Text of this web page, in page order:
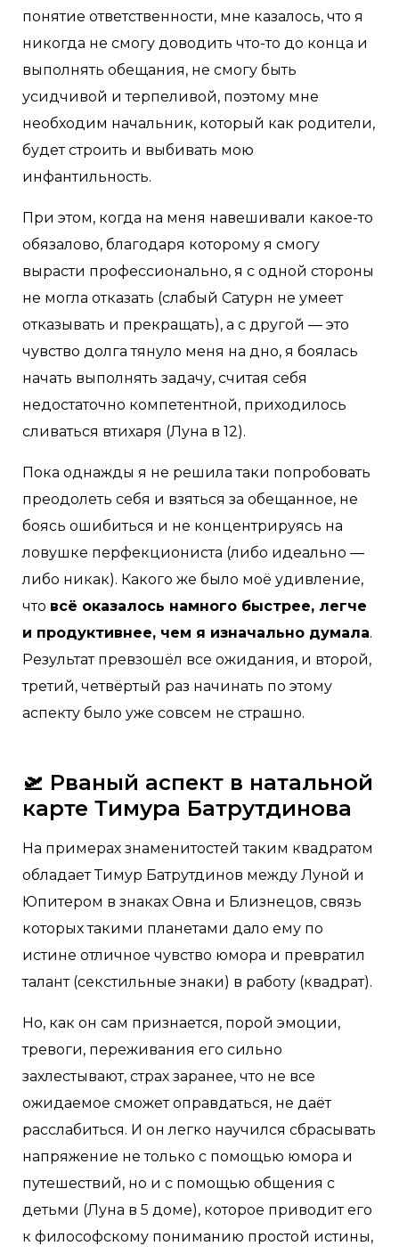
понятие ответственности, мне казалось, что я
никогда не смогу доводить что-то до конца и
выполнять обещания, не смогу быть
усидчивой и терпеливой, поэтому мне
необходим начальник, который как родители,
будет строить и выбивать мою
инфантильность.
При этом, когда на меня навешивали какое-то
обязалово, благодаря которому я смогу
вырасти профессионально, я с одной стороны
не могла отказать (слабый Сатурн не умеет
отказывать и прекращать), а с другой — это
чувство долга тянуло меня на дно, я боялась
начать выполнять задачу, считая себя
недостаточно компетентной, приходилось
сливаться втихаря (Луна в 12).
Пока однажды я не решила таки попробовать
преодолеть себя и взяться за обещанное, не
боясь ошибиться и не концентрируясь на
ловушке перфекциониста (либо идеально —
либо никак). Какого же было моё удивление,
что всё оказалось намного быстрее, легче
и продуктивнее, чем я изначально думала.
Результат превзошёл все ожидания, и второй,
третий, четвёртый раз начинать по этому
аспекту было уже совсем не страшно.
🛫 Рваный аспект в натальной
карте Тимура Батрутдинова
На примерах знаменитостей таким квадратом
обладает Тимур Батрутдинов между Луной и
Юпитером в знаках Овна и Близнецов, связь
которых такими планетами дало ему по
истине отличное чувство юмора и превратил
талант (секстильные знаки) в работу (квадрат).
Но, как он сам признается, порой эмоции,
тревоги, переживания его сильно
захлестывают, страх заранее, что не все
ожидаемое сможет оправдаться, не даёт
расслабиться. И он легко научился сбрасывать
напряжение не только с помощью юмора и
путешествий, но и с помощью общения с
детьми (Луна в 5 доме), которое приводит его
к философскому пониманию простой истины,